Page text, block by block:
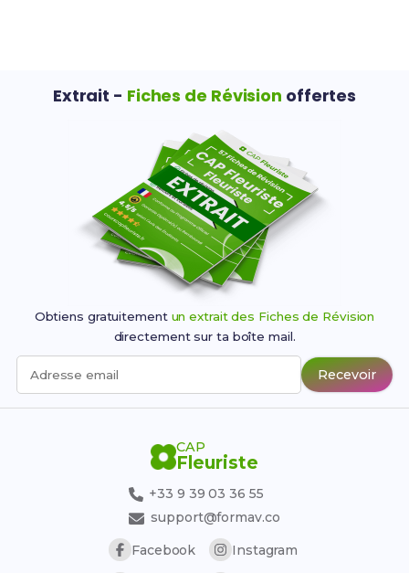
Extrait - Fiches de Révision offertes
Obtiens gratuitement un extrait des Fiches de Révision
directement sur ta boîte mail.
Adresse email Recevoir
CAP
Fleuriste
+33 9 39 03 36 55
support@formav.co
Facebook
Instagram